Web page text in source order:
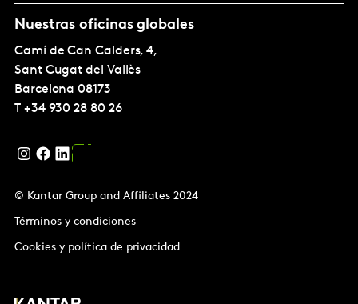
Nuestras oficinas globales
Camí de Can Calders, 4,
Sant Cugat del Vallès
Barcelona 08173
T +34 930 28 80 26
© Kantar Group and Affiliates 2024
Términos y condiciones
Cookies y política de privacidad